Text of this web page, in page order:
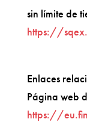
sin límite de
https://
Enlaces
Página web
https://